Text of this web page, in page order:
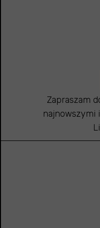
Zapraszam
najnowszymi